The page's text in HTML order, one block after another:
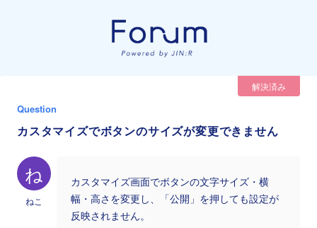
解決済み
Question
カスタマイズでボタンのサイズが変更できません
ね
ねこ
カスタマイズ画面でボタンの文字サイズ・横
幅・高さを変更し、「公開」を押しても設定が
反映されません。